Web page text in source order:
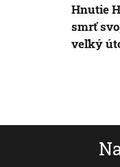
Hnutie
smrť
veľký